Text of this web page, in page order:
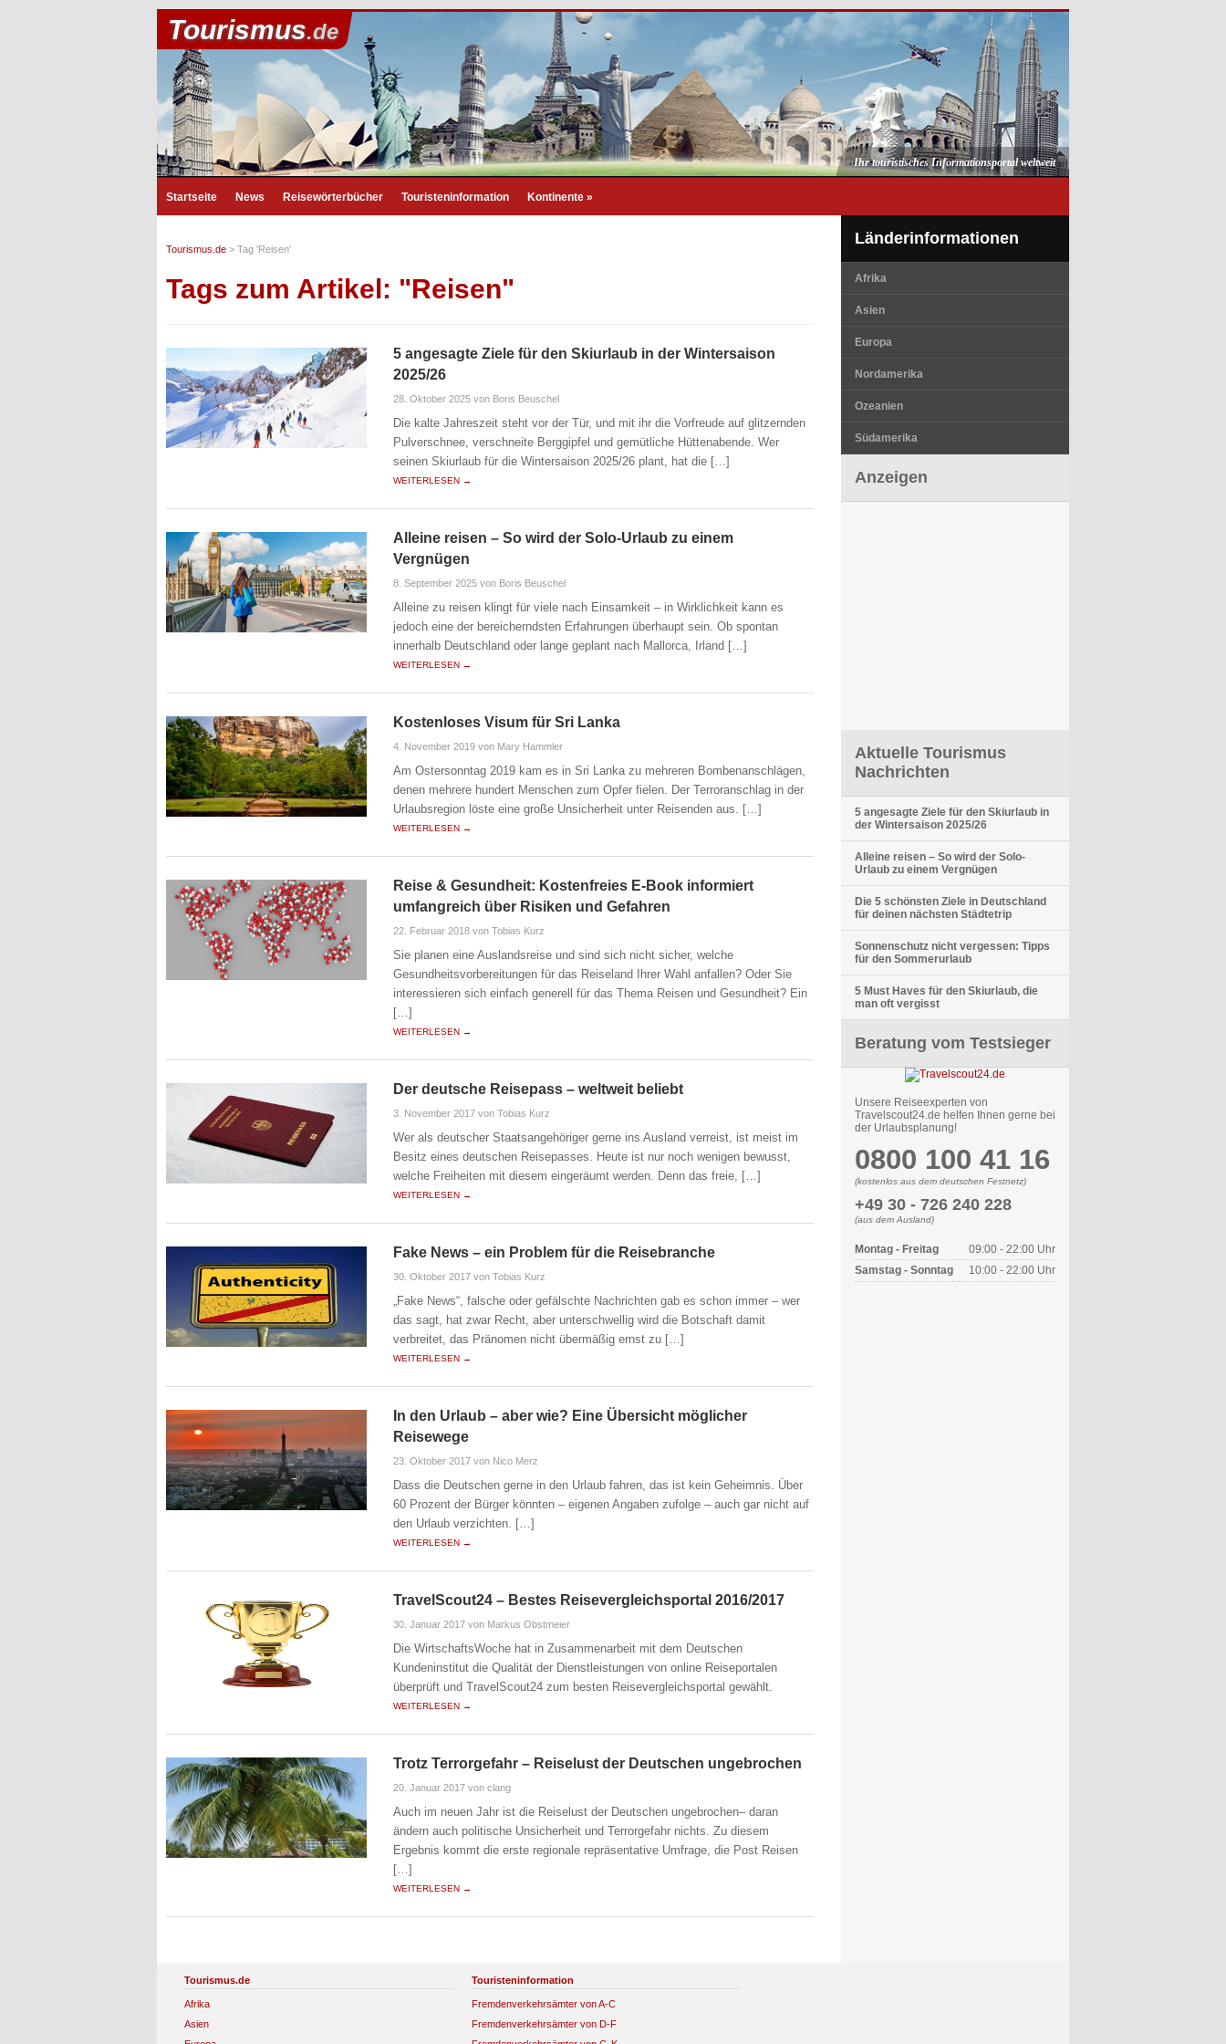
Tourismus.de
Ihr touristisches Informationsportal weltweit
Startseite News Reisewörterbücher Touristeninformation Kontinente »
Tourismus.de > Tag 'Reisen'
Tags zum Artikel: "Reisen"
5 angesagte Ziele für den Skiurlaub in der Wintersaison
2025/26
28. Oktober 2025 von Boris Beuschel
Die kalte Jahreszeit steht vor der Tür, und mit ihr die Vorfreude auf glitzernden
Pulverschnee, verschneite Berggipfel und gemütliche Hüttenabende. Wer
seinen Skiurlaub für die Wintersaison 2025/26 plant, hat die […]
WEITERLESEN →
Alleine reisen – So wird der Solo-Urlaub zu einem
Vergnügen
8. September 2025 von Boris Beuschel
Alleine zu reisen klingt für viele nach Einsamkeit – in Wirklichkeit kann es
jedoch eine der bereicherndsten Erfahrungen überhaupt sein. Ob spontan
innerhalb Deutschland oder lange geplant nach Mallorca, Irland […]
WEITERLESEN →
Kostenloses Visum für Sri Lanka
4. November 2019 von Mary Hammler
Am Ostersonntag 2019 kam es in Sri Lanka zu mehreren Bombenanschlägen,
denen mehrere hundert Menschen zum Opfer fielen. Der Terroranschlag in der
Urlaubsregion löste eine große Unsicherheit unter Reisenden aus. […]
WEITERLESEN →
Reise & Gesundheit: Kostenfreies E-Book informiert
umfangreich über Risiken und Gefahren
22. Februar 2018 von Tobias Kurz
Sie planen eine Auslandsreise und sind sich nicht sicher, welche
Gesundheitsvorbereitungen für das Reiseland Ihrer Wahl anfallen? Oder Sie
interessieren sich einfach generell für das Thema Reisen und Gesundheit? Ein
[…]
WEITERLESEN →
Der deutsche Reisepass – weltweit beliebt
3. November 2017 von Tobias Kurz
Wer als deutscher Staatsangehöriger gerne ins Ausland verreist, ist meist im
Besitz eines deutschen Reisepasses. Heute ist nur noch wenigen bewusst,
welche Freiheiten mit diesem eingeräumt werden. Denn das freie, […]
WEITERLESEN →
Fake News – ein Problem für die Reisebranche
30. Oktober 2017 von Tobias Kurz
„Fake News“, falsche oder gefälschte Nachrichten gab es schon immer – wer
das sagt, hat zwar Recht, aber unterschwellig wird die Botschaft damit
verbreitet, das Pränomen nicht übermäßig ernst zu […]
WEITERLESEN →
In den Urlaub – aber wie? Eine Übersicht möglicher
Reisewege
23. Oktober 2017 von Nico Merz
Dass die Deutschen gerne in den Urlaub fahren, das ist kein Geheimnis. Über
60 Prozent der Bürger könnten – eigenen Angaben zufolge – auch gar nicht auf
den Urlaub verzichten. […]
WEITERLESEN →
TravelScout24 – Bestes Reisevergleichsportal 2016/2017
30. Januar 2017 von Markus Obstmeier
Die WirtschaftsWoche hat in Zusammenarbeit mit dem Deutschen
Kundeninstitut die Qualität der Dienstleistungen von online Reiseportalen
überprüft und TravelScout24 zum besten Reisevergleichsportal gewählt.
WEITERLESEN →
Trotz Terrorgefahr – Reiselust der Deutschen ungebrochen
20. Januar 2017 von clang
Auch im neuen Jahr ist die Reiselust der Deutschen ungebrochen– daran
ändern auch politische Unsicherheit und Terrorgefahr nichts. Zu diesem
Ergebnis kommt die erste regionale repräsentative Umfrage, die Post Reisen
[…]
WEITERLESEN →
Länderinformationen
Afrika
Asien
Europa
Nordamerika
Ozeanien
Südamerika
Anzeigen
Aktuelle Tourismus
Nachrichten
5 angesagte Ziele für den Skiurlaub in
der Wintersaison 2025/26
Alleine reisen – So wird der Solo-
Urlaub zu einem Vergnügen
Die 5 schönsten Ziele in Deutschland
für deinen nächsten Städtetrip
Sonnenschutz nicht vergessen: Tipps
für den Sommerurlaub
5 Must Haves für den Skiurlaub, die
man oft vergisst
Beratung vom Testsieger
Unsere Reiseexperten von
Travelscout24.de helfen Ihnen gerne bei
der Urlaubsplanung!
0800 100 41 16
(kostenlos aus dem deutschen Festnetz)
+49 30 - 726 240 228
(aus dem Ausland)
Montag - Freitag
09:00 - 22:00 Uhr
Samstag - Sonntag
10:00 - 22:00 Uhr
Tourismus.de
Afrika
Asien
Touristeninformation
Fremdenverkehrsämter von A-C
Fremdenverkehrsämter von D-F